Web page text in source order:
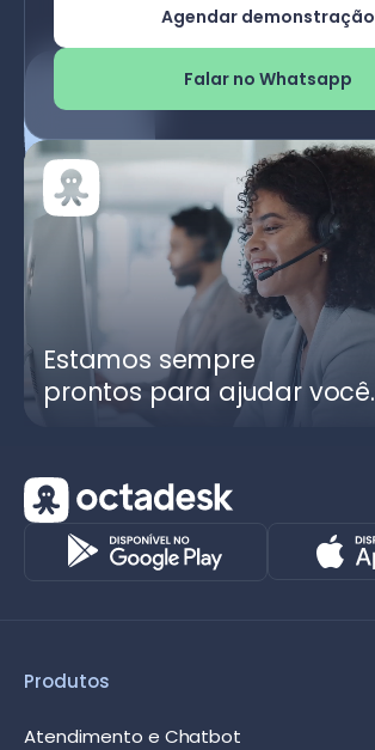
Agendar demonstração
Falar no Whatsapp
Estamos sempre
prontos para ajudar você.
Produtos
Atendimento e Chatbot